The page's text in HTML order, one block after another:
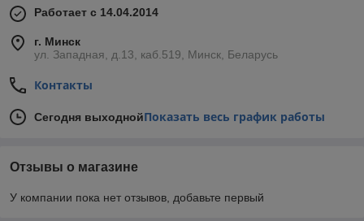
Работает с 14.04.2014
г. Минск
ул. Западная, д.13, каб.519, Минск, Беларусь
Контакты
Сегодня выходнойПоказать весь график работы
Отзывы о магазине
У компании пока нет отзывов, добавьте первый